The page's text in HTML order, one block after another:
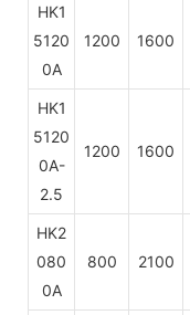
HK1
5120
0A
1200 1600
HK1
5120
0A-
2.5
1200 1600
HK2
080
0A
800 2100